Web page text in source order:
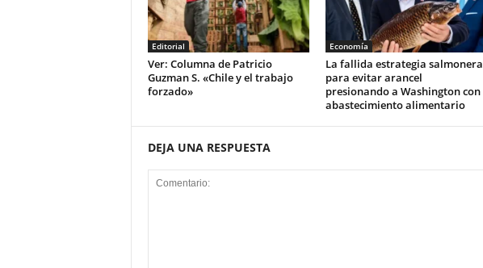
Editorial
Ver: Columna de Patricio
Guzman S. «Chile y el trabajo
forzado»
Economía
La fallida estrategia salmonera
para evitar arancel
presionando a Washington con
abastecimiento alimentario
DEJA UNA RESPUESTA